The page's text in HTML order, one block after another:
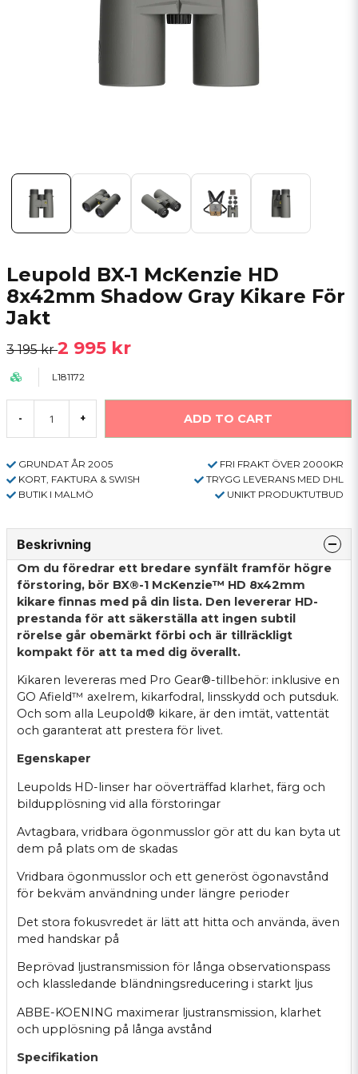
Leupold BX-1 McKenzie HD
8x42mm Shadow Gray Kikare För
Jakt
3 195 kr2 995 kr
L181172
- + ADD TO CART
GRUNDAT ÅR 2005
FRI FRAKT ÖVER 2000KR
KORT, FAKTURA & SWISH
TRYGG LEVERANS MED DHL
BUTIK I MALMÖ
UNIKT PRODUKTUTBUD
Beskrivning
Om du föredrar ett bredare synfält framför högre
förstoring, bör BX®-1 McKenzie™ HD 8x42mm
kikare finnas med på din lista. Den levererar HD-
prestanda för att säkerställa att ingen subtil
rörelse går obemärkt förbi och är tillräckligt
kompakt för att ta med dig överallt.
Kikaren levereras med Pro Gear®-tillbehör: inklusive en
GO Afield™ axelrem, kikarfodral, linsskydd och putsduk.
Och som alla Leupold® kikare, är den imtät, vattentät
och garanterat att prestera för livet.
Egenskaper
Leupolds HD-linser har oöverträffad klarhet, färg och
bildupplösning vid alla förstoringar
Avtagbara, vridbara ögonmusslor gör att du kan byta ut
dem på plats om de skadas
Vridbara ögonmusslor och ett generöst ögonavstånd
för bekväm användning under längre perioder
Det stora fokusvredet är lätt att hitta och använda, även
med handskar på
Beprövad ljustransmission för långa observationspass
och klassledande bländningsreducering i starkt ljus
ABBE-KOENING maximerar ljustransmission, klarhet
och upplösning på långa avstånd
Specifikation